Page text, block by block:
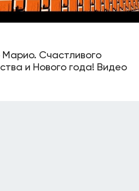
Марио. Счастливого
и Нового года! Видео